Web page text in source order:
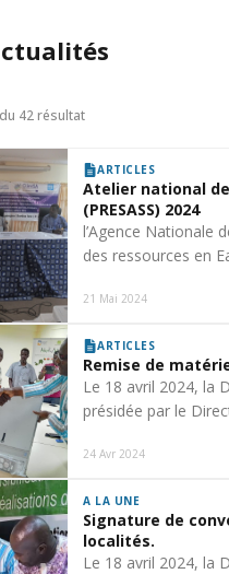
42 résultat
ARTICLES
Atelier national
(PRESASS) 2024
l’Agence Nationale
des ressources en
21 Mai 2024
ARTICLES
Remise de
Le 18 avril 2024, la
présidée par le
24 Avr 2024
A LA UNE
Signature de
localités.
Le 18 avril 2024, la